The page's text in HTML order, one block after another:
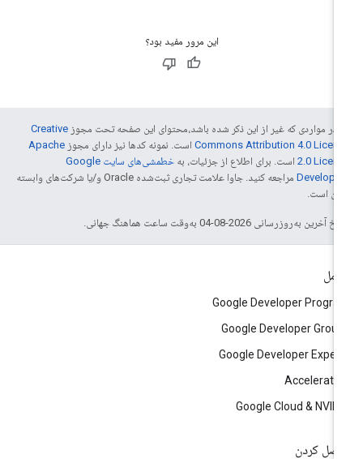
این مرور مفید بود؟
در مواردی که غیر از این ذکر شده باشد،‌محتوای این صفحه تحت مجوزCreative
Commons Attribution 4.0است. نمونه کدها نیز دارای مجوزApache
2.0است. برای اطلاع از جزئیات، به
خطمشی‌های سایت Google
مراجعه کنید. جاوا علامت تجاری ثبت‌شده Oracle و/یا شرکت‌های وابسته
آن است.
آخرین به‌روزرسانی 2026-08-04 به‌وقت ساعت هماهنگ جهانی.
Google Developer
Google Developer
Google Developer
Google Cloud &
کردن